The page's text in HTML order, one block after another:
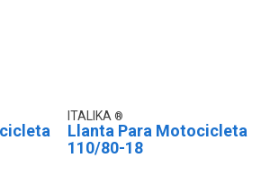
ITALIKA
Llanta Para Motocicleta
110/80-18